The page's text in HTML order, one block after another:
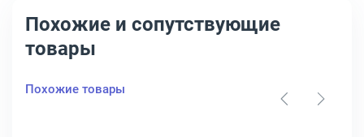
Похожие и сопутствующие
товары
Похожие товары